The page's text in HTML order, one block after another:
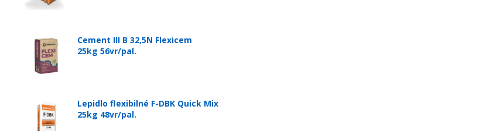
Cement III B 32,5N Flexicem
25kg 56vr/pal.
Lepidlo flexibilné F-DBK Quick Mix
25kg 48vr/pal.